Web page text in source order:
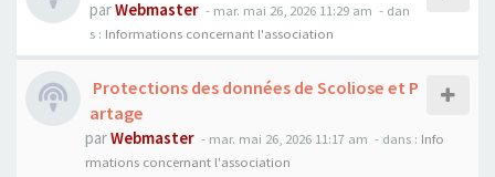
parWebmaster - mar. mai 26, 2026 11:29 am - dan
s : Informations concernant l'association
Protections des données de Scoliose et P
artage
parWebmaster - mar. mai 26, 2026 11:17 am - dans : Info
rmations concernant l'association